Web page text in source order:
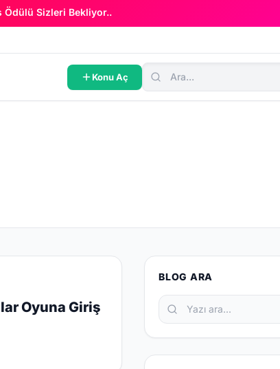
Ödülü Sizleri Bekliyor..
Konu Aç
Oyuna Giriş
BLOG ARA